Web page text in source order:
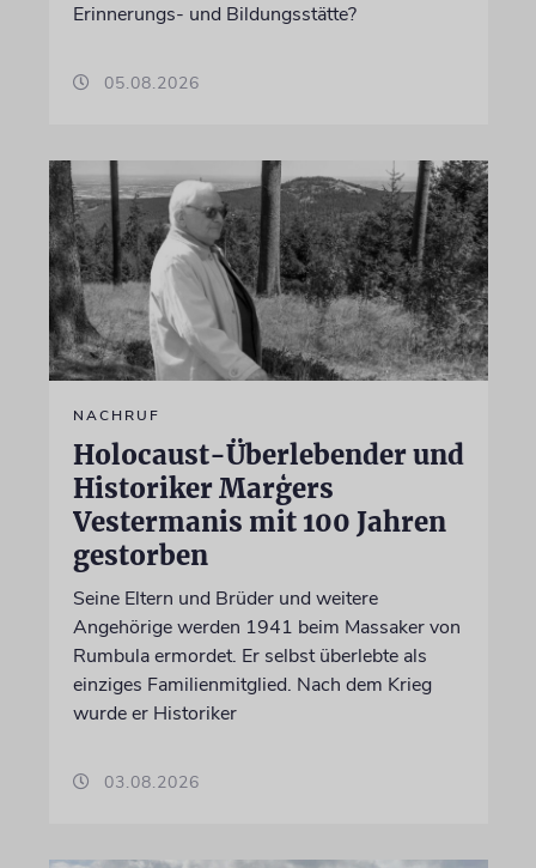
Erinnerungs- und Bildungsstätte?
05.08.2026
NACHRUF
Holocaust-Überlebender und
Historiker Marģers
Vestermanis mit 100 Jahren
gestorben
Seine Eltern und Brüder und weitere
Angehörige werden 1941 beim Massaker von
Rumbula ermordet. Er selbst überlebte als
einziges Familienmitglied. Nach dem Krieg
wurde er Historiker
03.08.2026